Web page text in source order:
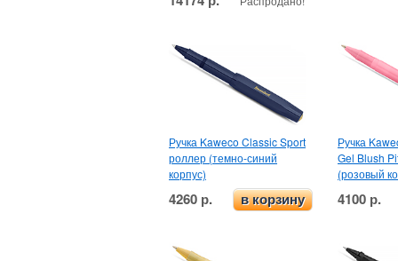
Ручка Kaweco Classic Sport
роллер (темно-синий
корпус)
4260 р. в корзину
Ручка
Gel Blush
(розовый
4100 р.